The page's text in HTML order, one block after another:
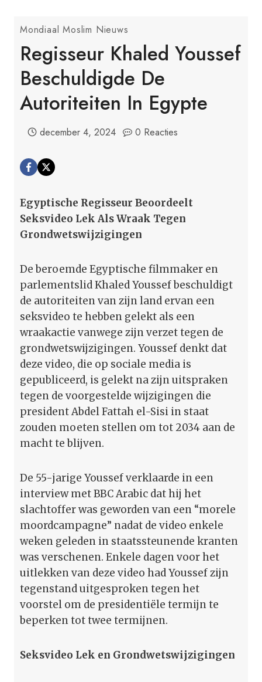
Mondiaal Moslim Nieuws
Regisseur Khaled Youssef
Beschuldigde De
Autoriteiten In Egypte
december 4, 2024 0 Reacties
Egyptische Regisseur Beoordeelt
Seksvideo Lek Als Wraak Tegen
Grondwetswijzigingen
De beroemde Egyptische filmmaker en
parlementslid Khaled Youssef beschuldigt
de autoriteiten van zijn land ervan een
seksvideo te hebben gelekt als een
wraakactie vanwege zijn verzet tegen de
grondwetswijzigingen. Youssef denkt dat
deze video, die op sociale media is
gepubliceerd, is gelekt na zijn uitspraken
tegen de voorgestelde wijzigingen die
president Abdel Fattah el-Sisi in staat
zouden moeten stellen om tot 2034 aan de
macht te blijven.
De 55-jarige Youssef verklaarde in een
interview met BBC Arabic dat hij het
slachtoffer was geworden van een “morele
moordcampagne” nadat de video enkele
weken geleden in staatssteunende kranten
was verschenen. Enkele dagen voor het
uitlekken van deze video had Youssef zijn
tegenstand uitgesproken tegen het
voorstel om de presidentiële termijn te
beperken tot twee termijnen.
Seksvideo Lek en Grondwetswijzigingen